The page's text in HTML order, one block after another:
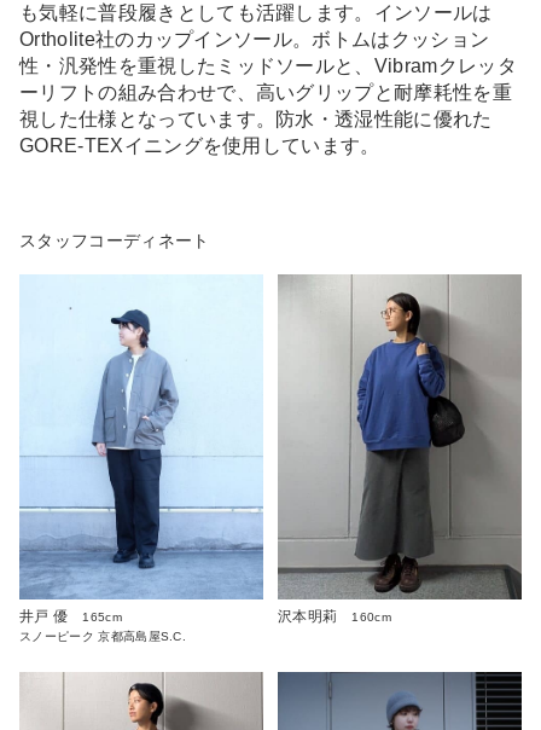
も気軽に普段履きとしても活躍します。インソールは
Ortholite社のカップインソール。ボトムはクッション
性・汎発性を重視したミッドソールと、Vibramクレッタ
ーリフトの組み合わせで、高いグリップと耐摩耗性を重
視した仕様となっています。防水・透湿性能に優れた
GORE-TEXイニングを使用しています。
スタッフコーディネート
井戸 優
165cm
スノーピーク 京都高島屋S.C.
沢本明莉 160cm